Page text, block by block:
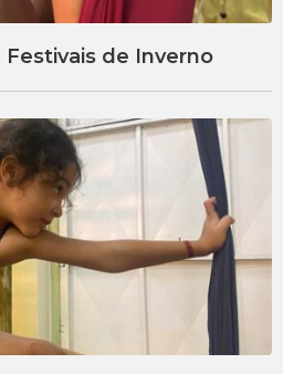
Festivais de Inverno